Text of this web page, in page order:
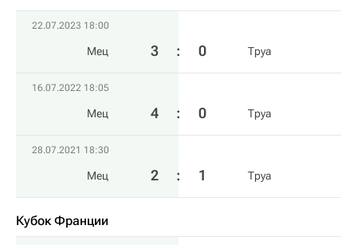
22.07.2023 18:00
Мец 3 : 0 Труа
16.07.2022 18:05
Мец 4 : 0 Труа
28.07.2021 18:30
Мец 2 : 1 Труа
Кубок Франции